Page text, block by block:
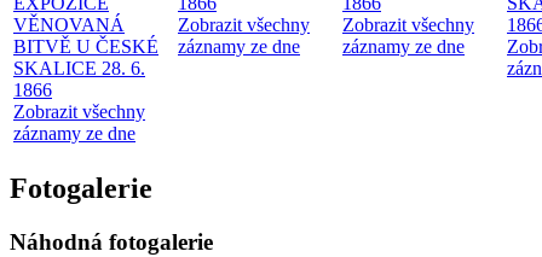
VĚNOVANÁ
BITVĚ U ČESKÉ
SKALICE 28. 6.
1866
Zobrazit všechny
záznamy ze dne
Zobrazit všechny
záznamy ze dne
Zobrazit všechny
záznamy ze dne
Fotogalerie
Náhodná fotogalerie